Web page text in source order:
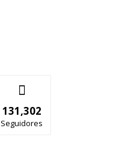
131,302
Seguidores